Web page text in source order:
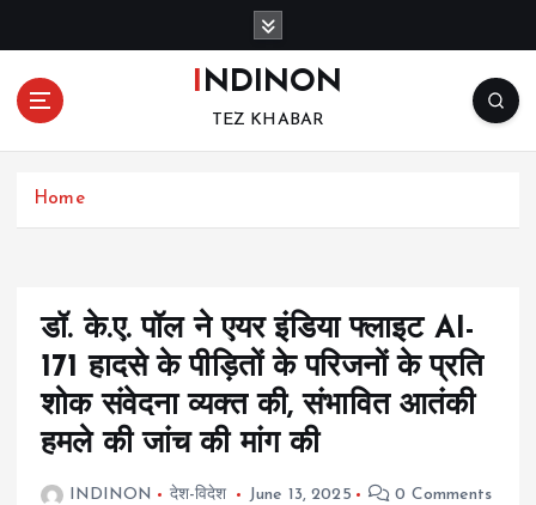
o
INDINON
TEZ KHABAR
Home
डॉ. के.ए. पॉल ने एयर इंडिया फ्लाइट AI-
171 हादसे के पीड़ितों के परिजनों के प्रति
शोक संवेदना व्यक्त की, संभावित आतंकी
हमले की जांच की मांग की
INDINON देश-विदेश June 13, 2025 0 Comments